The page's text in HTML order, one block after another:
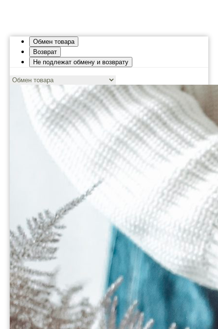
Обмен товара
Возврат
Не подлежат обмену и возврату